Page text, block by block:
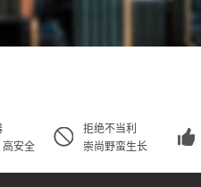
安全
拒绝不当利
崇尚野蛮生长